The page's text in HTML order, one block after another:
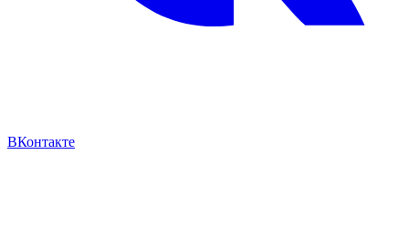
ВКонтакте